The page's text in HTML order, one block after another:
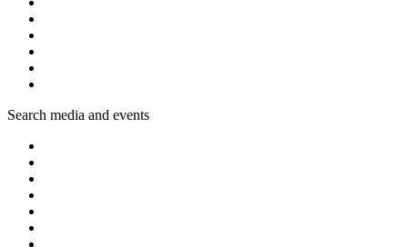
Search media and events